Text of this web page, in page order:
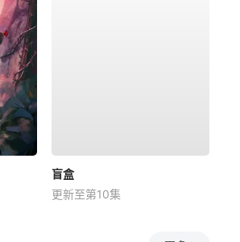
盲盒
更新至第10集